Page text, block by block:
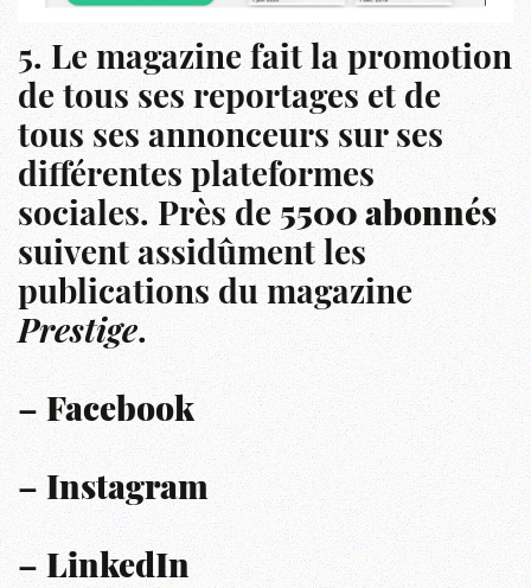
5. Le magazine fait la promotion
de tous ses reportages et de
tous ses annonceurs sur ses
différentes plateformes
sociales. Près de5500 abonnés
suivent assidûment les
publications du magazine
Prestige.
–Facebook
–Instagram
–LinkedIn